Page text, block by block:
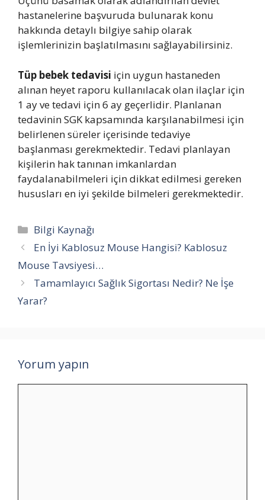
hastanelerine başvuruda bulunarak konu
hakkında detaylı bilgiye sahip olarak
işlemlerinizin başlatılmasını sağlayabilirsiniz.
Tüp bebek tedavisi için uygun hastaneden
alınan heyet raporu kullanılacak olan ilaçlar için
1 ay ve tedavi için 6 ay geçerlidir. Planlanan
tedavinin SGK kapsamında karşılanabilmesi için
belirlenen süreler içerisinde tedaviye
başlanması gerekmektedir. Tedavi planlayan
kişilerin hak tanınan imkanlardan
faydalanabilmeleri için dikkat edilmesi gereken
hususları en iyi şekilde bilmeleri gerekmektedir.
Kategoriler
Bilgi Kaynağı
En İyi Kablosuz Mouse Hangisi? Kablosuz
Mouse Tavsiyesi…
Tamamlayıcı Sağlık Sigortası Nedir? Ne İşe
Yarar?
Yorum yapın